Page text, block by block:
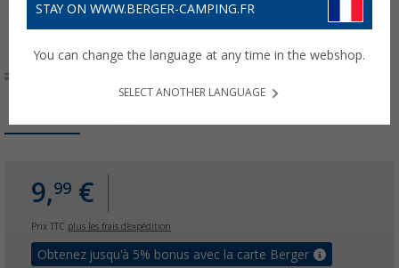
9,99 €
Prix TTC plus les frais d'expédition
Obtenez jusqu'à 5% bonus avec la carte Berger
STAY ON WWW.BERGER-CAMPING.FR
You can change the language at any time in the webshop.
SELECT ANOTHER LANGUAGE